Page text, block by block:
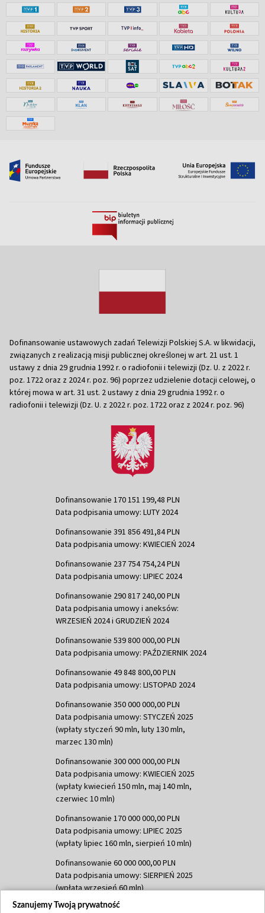
Dofinansowanie ustawowych zadań Telewizji Polskiej S.A. w likwidacji,
związanych z realizacją misji publicznej określonej w art. 21 ust. 1
ustawy z dnia 29 grudnia 1992 r. o radiofonii i telewizji (Dz. U. z 2022 r.
poz. 1722 oraz z 2024 r. poz. 96) poprzez udzielenie dotacji celowej, o
której mowa w art. 31 ust. 2 ustawy z dnia 29 grudnia 1992 r. o
radiofonii i telewizji (Dz. U. z 2022 r. poz. 1722 oraz z 2024 r. poz. 96)
Dofinansowanie 170 151 199,48 PLN
Data podpisania umowy: LUTY 2024
Dofinansowanie 391 856 491,84 PLN
Data podpisania umowy: KWIECIEŃ 2024
Dofinansowanie 237 754 754,24 PLN
Data podpisania umowy: LIPIEC 2024
Dofinansowanie 290 817 240,00 PLN
Data podpisania umowy i aneksów:
WRZESIEŃ 2024 i GRUDZIEŃ 2024
Dofinansowanie 539 800 000,00 PLN
Data podpisania umowy: PAŹDZIERNIK 2024
Dofinansowanie 49 848 800,00 PLN
Data podpisania umowy: LISTOPAD 2024
Dofinansowanie 350 000 000,00 PLN
Data podpisania umowy: STYCZEŃ 2025
(wpłaty styczeń 90 mln, luty 130 mln,
marzec 130 mln)
Dofinansowanie 300 000 000,00 PLN
Data podpisania umowy: KWIECIEŃ 2025
(wpłaty kwiecień 150 mln, maj 140 mln,
czerwiec 10 mln)
Dofinansowanie 170 000 000,00 PLN
Data podpisania umowy: LIPIEC 2025
(wpłaty lipiec 160 mln, sierpień 10 mln)
Dofinansowanie 60 000 000,00 PLN
Data podpisania umowy: SIERPIEŃ 2025
(wpłata wrzesień 60 mln)
Dofinansowanie 635 783 051,21 PLN
Szanujemy Twoją prywatność